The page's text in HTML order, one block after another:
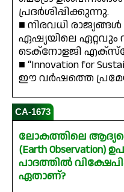
പ്രദർശിപ്പിക്കുന്നു.
■ നിരവധി
ഏഷ്യയിലെ ഏറ്റവും
ടെക്നോളജി
■ “Innovation for
ഈ വർഷത്തെ
CA-1673
ലോകത്തിലെ
(Earth Observation)
പാദത്തിൽ
ഏതാണ്?